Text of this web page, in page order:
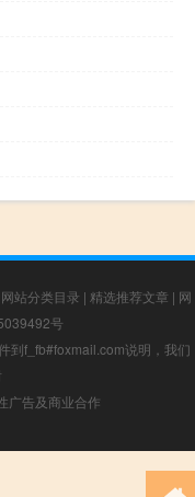
网站分类目录 | 精选推荐文章 | 网
号
到f_fb#foxmail.com说明，我们
广告及商业合作